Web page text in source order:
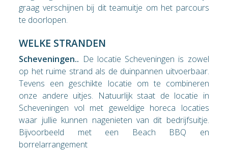
graag verschijnen bij dit teamuitje om het parcours
te doorlopen.
WELKE STRANDEN
Scheveningen.. De locatie Scheveningen is zowel
op het ruime strand als de duinpannen uitvoerbaar.
Tevens een geschikte locatie om te combineren
onze andere uitjes. Natuurlijk staat de locatie in
Scheveningen vol met geweldige horeca locaties
waar jullie kunnen nagenieten van dit bedrijfsuitje.
Bijvoorbeeld met een Beach BBQ en
borrelarrangement